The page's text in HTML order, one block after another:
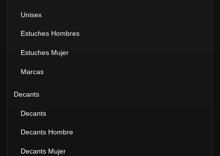
Unisex
Estuches Hombres
Estuches Mujer
Marcas
Decants
Decants
Decants Hombre
Decants Mujer